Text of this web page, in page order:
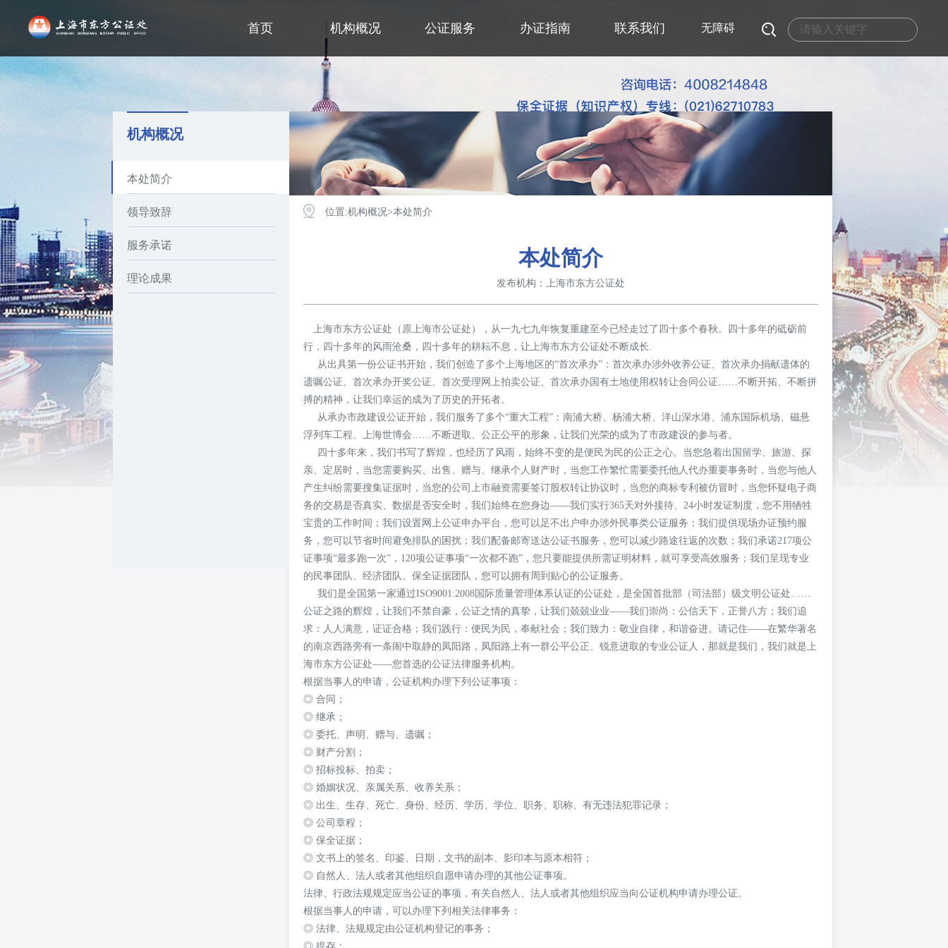
首页 机构概况 公证服务 办证指南 联系我们 无障碍
机构概况
本处简介
领导致辞
服务承诺
理论成果
位置:机构概况>本处简介
本处简介
发布机构： 上海市东方公证处
上海市东方公证处（原上海市公证处），从一九七九年恢复重建至今已经走过了四十多个春秋。 四十多年的砥砺前
行， 四十多年的风雨沧桑， 四十多年的耕耘不息，让上海市东方公证处不断成长.
从出具第一份公证书开始，我们创造了多个上海地区的“首次承办”：首次承办涉外收养公证、首次承办捐献遗体的
遗嘱公证、首次承办开奖公证、首次受理网上拍卖公证、首次承办国有土地使用权转让合同公证……不断开拓、不断拼
搏的精神，让我们幸运的成为了历史的开拓者。
从承办市政建设公证开始，我们服务了多个“重大工程”：南浦大桥、杨浦大桥、洋山深水港、浦东国际机场、磁悬
浮列车工程、上海世博会……不断进取、公正公平的形象，让我们光荣的成为了市政建设的参与者。
四十多年来，我们书写了辉煌，也经历了风雨，始终不变的是便民为民的公正之心。当您急着出国留学、旅游、探
亲、定居时，当您需要购买、出售、赠与、继承个人财产时，当您工作繁忙需要委托他人代办重要事务时，当您与他人
产生纠纷需要搜集证据时，当您的公司上市融资需要签订股权转让协议时，当您的商标专利被仿冒时，当您怀疑电子商
务的交易是否真实、数据是否安全时，我们始终在您身边——我们实行365天对外接待、24小时发证制度，您不用牺牲
宝贵的工作时间；我们设置网上公证申办平台，您可以足不出户申办涉外民事类公证服务；我们提供现场办证预约服
务，您可以节省时间避免排队的困扰；我们配备邮寄送达公证书服务，您可以减少路途往返的次数；我们承诺217项公
证事项“最多跑一次”，120项公证事项“一次都不跑”，您只要能提供所需证明材料，就可享受高效服务；我们呈现专业
的民事团队、经济团队、保全证据团队，您可以拥有周到贴心的公证服务。
我们是全国第一家通过ISO9001:2008国际质量管理体系认证的公证处，是全国首批部（司法部）级文明公证处……
公证之路的辉煌，让我们不禁自豪，公证之情的真挚，让我们兢兢业业——我们崇尚：公信天下，正誉八方；我们追
求：人人满意，证证合格；我们践行：便民为民，奉献社会；我们致力：敬业自律，和谐奋进。请记住——在繁华著名
的南京西路旁有一条闹中取静的凤阳路，凤阳路上有一群公平公正、锐意进取的专业公证人，那就是我们，我们就是上
海市东方公证处——您首选的公证法律服务机构。
根据当事人的申请，公证机构办理下列公证事项：
◎ 合同；
◎ 继承；
◎ 委托、声明、赠与、遗嘱；
◎ 财产分割；
◎ 招标投标、拍卖；
◎ 婚姻状况、亲属关系、收养关系；
◎ 出生、生存、死亡、身份、经历、学历、学位、职务、职称、有无违法犯罪记录；
◎ 公司章程；
◎ 保全证据；
◎ 文书上的签名、印鉴、日期，文书的副本、影印本与原本相符；
◎ 自然人、法人或者其他组织自愿申请办理的其他公证事项。
法律、行政法规规定应当公证的事项，有关自然人、法人或者其他组织应当向公证机构申请办理公证。
根据当事人的申请，可以办理下列相关法律事务：
◎ 法律、法规规定由公证机构登记的事务；